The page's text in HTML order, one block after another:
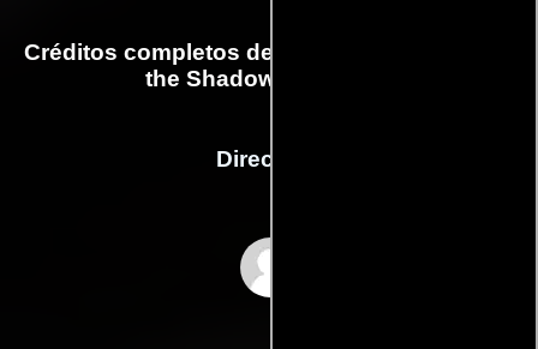
Créditos completos de la película Pasang: In
the Shadow of Everest
Dirección